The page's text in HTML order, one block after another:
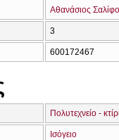
Αθανάσιος
3
600172467
Πολυτεχνείο -
Ισόγειο